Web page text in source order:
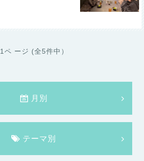
1ペ ージ (全5件中）
月別
テーマ別